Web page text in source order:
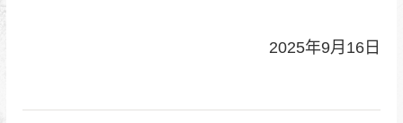
2025年9月16日